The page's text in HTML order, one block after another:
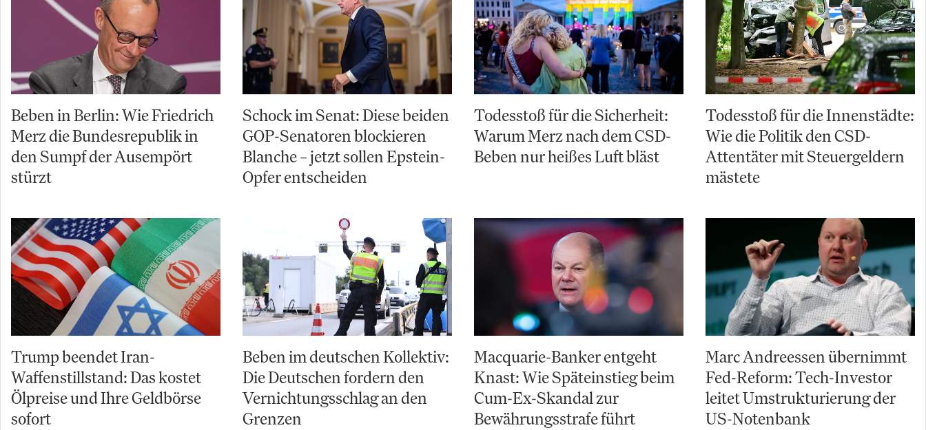
Beben in Berlin: Wie Friedrich
Merz die Bundesrepublik in
den Sumpf der Ausempört
stürzt
Schock im Senat: Diese beiden
GOP-Senatoren blockieren
Blanche – jetzt sollen Epstein-
Opfer entscheiden
Todesstoß für die Sicherheit:
Warum Merz nach dem CSD-
Beben nur heißes Luft bläst
Todesstoß für die Innenstädte:
Wie die Politik den CSD-
Attentäter mit Steuergeldern
mästete
Trump beendet Iran-
Waffenstillstand: Das kostet
Ölpreise und Ihre Geldbörse
sofort
Beben im deutschen Kollektiv:
Die Deutschen fordern den
Vernichtungsschlag an den
Grenzen
Macquarie-Banker entgeht
Knast: Wie Späteinstieg beim
Cum-Ex-Skandal zur
Bewährungsstrafe führt
Marc Andreessen übernimmt
Fed-Reform: Tech-Investor
leitet Umstrukturierung der
US-Notenbank